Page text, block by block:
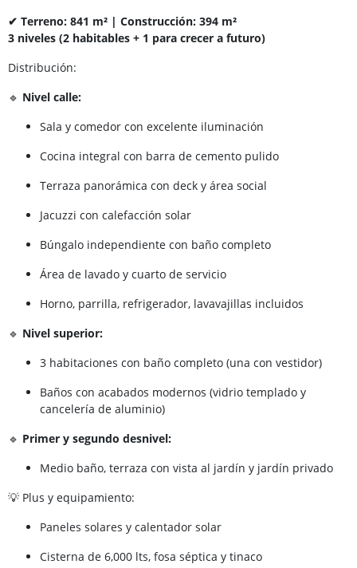
✔ Terreno: 841 m² | Construcción: 394 m²
3 niveles (2 habitables + 1 para crecer a futuro)
Distribución:
🔹 Nivel calle:
Sala y comedor con excelente iluminación
Cocina integral con barra de cemento pulido
Terraza panorámica con deck y área social
Jacuzzi con calefacción solar
Búngalo independiente con baño completo
Área de lavado y cuarto de servicio
Horno, parrilla, refrigerador, lavavajillas incluidos
🔹 Nivel superior:
3 habitaciones con baño completo (una con vestidor)
Baños con acabados modernos (vidrio templado y
cancelería de aluminio)
🔹 Primer y segundo desnivel:
Medio baño, terraza con vista al jardín y jardín privado
💡 Plus y equipamiento:
Paneles solares y calentador solar
Cisterna de 6,000 lts, fosa séptica y tinaco